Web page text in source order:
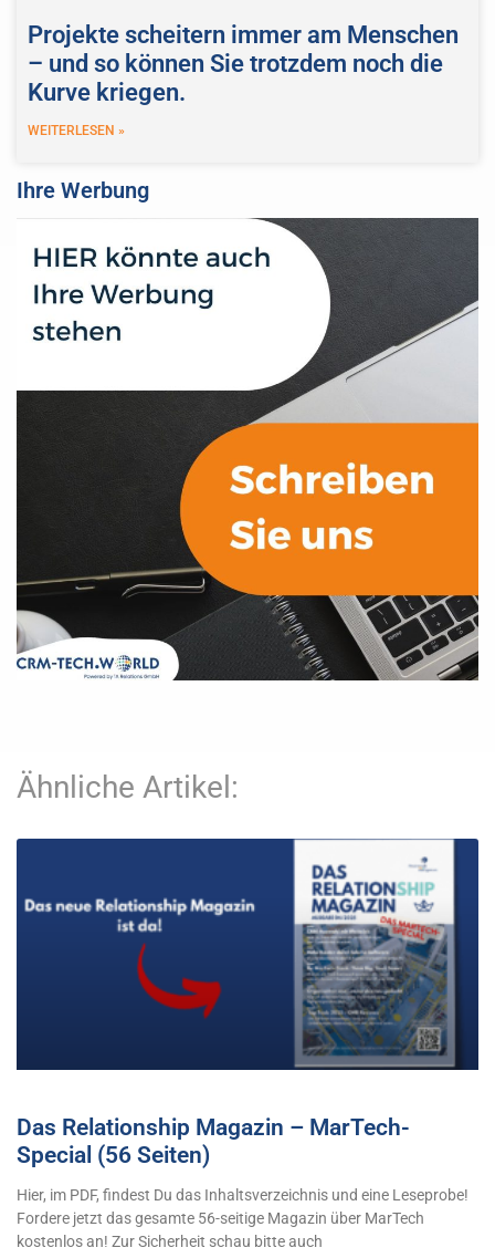
Projekte scheitern immer am Menschen
– und so können Sie trotzdem noch die
Kurve kriegen.
WEITERLESEN »
Ihre Werbung
Ähnliche Artikel:
Das Relationship Magazin – MarTech-
Special (56 Seiten)
Hier, im PDF, findest Du das Inhaltsverzeichnis und eine Leseprobe!
Fordere jetzt das gesamte 56-seitige Magazin über MarTech
kostenlos an! Zur Sicherheit schau bitte auch